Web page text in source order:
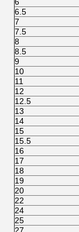
6.5
7
7.5
8
8.5
9
10
11
12
12.5
13
14
15
15.5
16
17
18
19
20
22
24
25
27